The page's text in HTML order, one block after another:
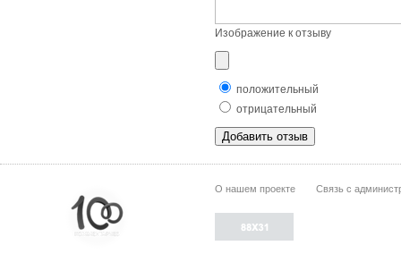
Изображение к отзыву
положительный
отрицательный
О нашем проекте Связь с